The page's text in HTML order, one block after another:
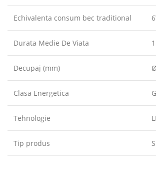
Echivalenta consum bec traditional
Durata Medie De Viata
Decupaj (mm)
Clasa Energetica G
Tehnologie
Tip produs